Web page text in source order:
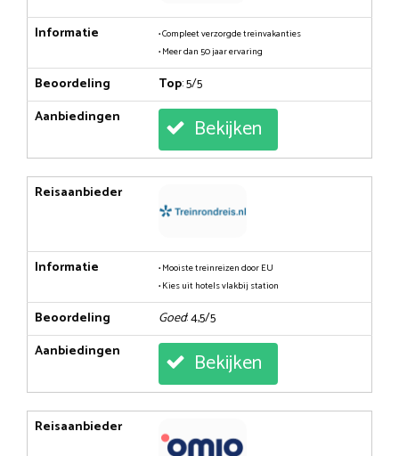
Informatie
• Compleet verzorgde treinvakanties
• Meer dan 50 jaar ervaring
Beoordeling Top: 5/5
Aanbiedingen
Bekijken
Reisaanbieder
Informatie
• Mooiste treinreizen door EU
• Kies uit hotels vlakbij station
Beoordeling Goed: 4,5/5
Aanbiedingen
Bekijken
Reisaanbieder